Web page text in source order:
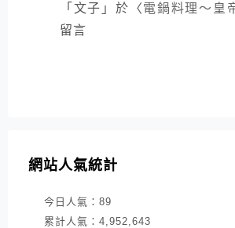
「 文子 」於〈電鍋料理～皇
留言
網站人氣統計
今日人氣： 89
累計人氣： 4,952,643